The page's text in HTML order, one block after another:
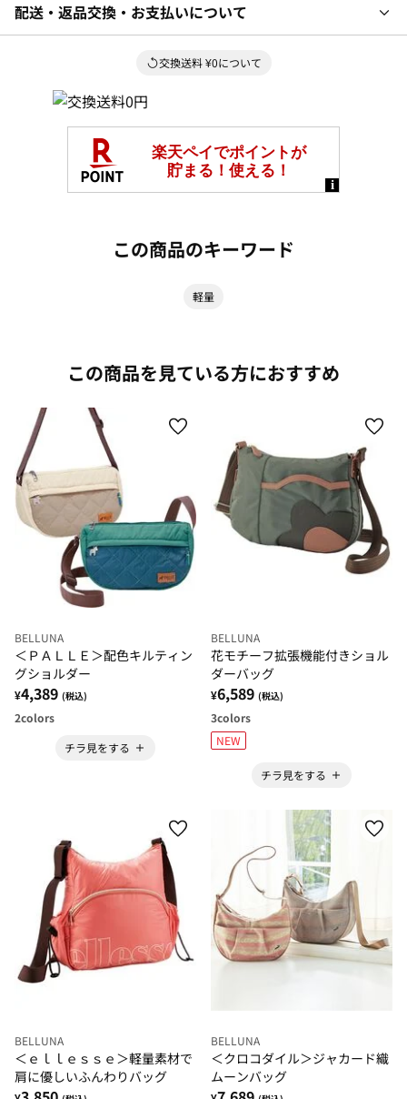
配送・返品交換・お支払いについて
交換送料 ¥0について
この商品のキーワード
軽量
この商品を見ている方におすすめ
BELLUNA
＜ＰＡＬＬＥ＞配色キルティン
グショルダー
¥4,389 (税込)
2colors
チラ見をする
BELLUNA
花モチーフ拡張機能付きショル
ダーバッグ
¥6,589 (税込)
3colors
NEW
チラ見をする
BELLUNA
＜ｅｌｌｅｓｓｅ＞軽量素材で
肩に優しいふんわりバッグ
BELLUNA
＜クロコダイル＞ジャカード織
ムーンバッグ